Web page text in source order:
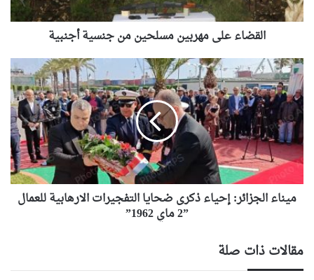
القضاء على مهربين مسلحين من جنسية أجنبية
ميناء
الجزائر:
إحياء
ذكرى
ضحايا
التفجيرات
الارهابية
للعمال
”2
ماي
ميناء الجزائر: إحياء ذكرى ضحايا التفجيرات الارهابية للعمال
”2 ماي 1962”
مقالات ذات صلة